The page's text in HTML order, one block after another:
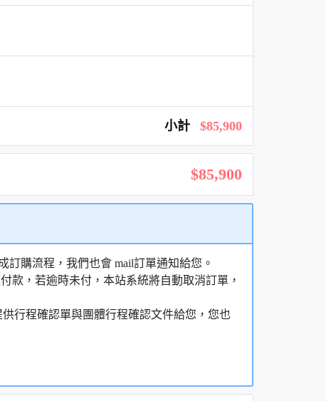
小計 $85,900
$85,900
購流程，我們也會 mail訂單通知給您。
款，若逾時未付，本站系統將自動取消訂單，
行程確認單與團體行程確認文件給您，您也